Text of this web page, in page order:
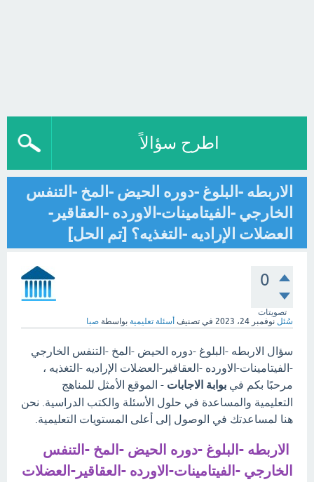
اطرح سؤالاً
الاربطه -البلوغ -دوره الحيض -المخ -التنفس
الخارجي -الفيتامينات-الاورده -العقاقير-
العضلات الإراديه -التغذيه؟ [تم الحل]
0
تصويتات
سُئل نوفمبر 24، 2023 في تصنيف أسئلة تعليمية بواسطة صبا
سؤال الاربطه -البلوغ -دوره الحيض -المخ -التنفس الخارجي
-الفيتامينات-الاورده -العقاقير-العضلات الإراديه -التغذيه ،
مرحبًا بكم في بوابة الاجابات - الموقع الأمثل للمناهج
التعليمية والمساعدة في حلول الأسئلة والكتب الدراسية. نحن
هنا لمساعدتك في الوصول إلى أعلى المستويات التعليمية.
الاربطه -البلوغ -دوره الحيض -المخ -التنفس
الخارجي -الفيتامينات-الاورده -العقاقير-العضلات